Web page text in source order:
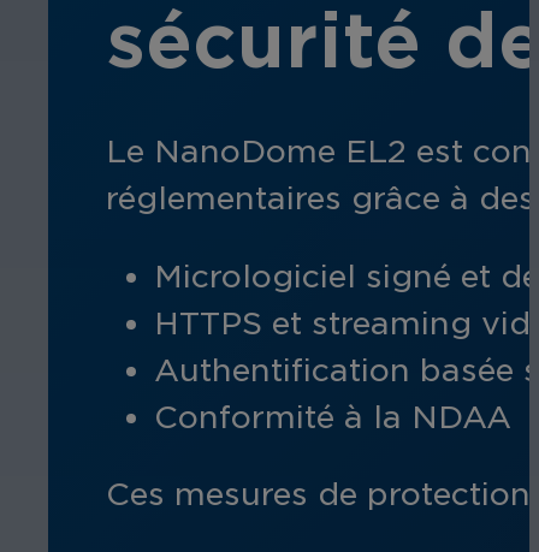
sécurité
Le NanoDome EL2 est
réglementaires grâce à
Micrologiciel signé et
HTTPS et streaming
Authentification basée
Conformité à la NDAA
Ces mesures de